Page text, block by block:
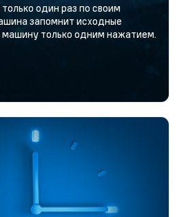
один раз по своим
запомнит исходные
машину только одним нажатием.